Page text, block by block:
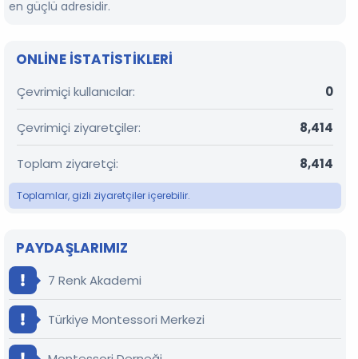
en güçlü adresidir.
ONLINE ISTATISTIKLERI
Çevrimiçi kullanıcılar 0
Çevrimiçi ziyaretçiler 8,414
Toplam ziyaretçi 8,414
Toplamlar, gizli ziyaretçiler içerebilir.
PAYDAŞLARIMIZ
7 Renk Akademi
Türkiye Montessori Merkezi